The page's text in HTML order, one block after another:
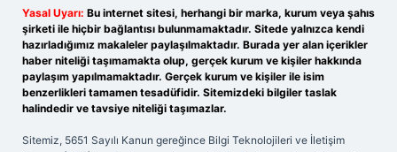
Yasal Uyarı: Bu internet sitesi, herhangi bir marka, kurum veya şahıs
şirketi ile hiçbir bağlantısı bulunmamaktadır. Sitede yalnızca kendi
hazırladığımız makaleler paylaşılmaktadır. Burada yer alan içerikler
haber niteliği taşımamakta olup, gerçek kurum ve kişiler hakkında
paylaşım yapılmamaktadır. Gerçek kurum ve kişiler ile isim
benzerlikleri tamamen tesadüfidir. Sitemizdeki bilgiler taslak
halindedir ve tavsiye niteliği taşımazlar.
Sitemiz, 5651 Sayılı Kanun gereğince Bilgi Teknolojileri ve İletişim